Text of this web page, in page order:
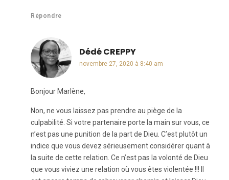
Répondre
Dédé CREPPYdit :
novembre 27, 2020 à 8:40 am
Bonjour Marlène,
Non, ne vous laissez pas prendre au piège de la
culpabilité. Si votre partenaire porte la main sur vous, ce
n’est pas une punition de la part de Dieu. C’est plutôt un
indice que vous devez sérieusement considérer quant à
la suite de cette relation. Ce n’est pas la volonté de Dieu
que vous viviez une relation où vous êtes violentée !!! Il